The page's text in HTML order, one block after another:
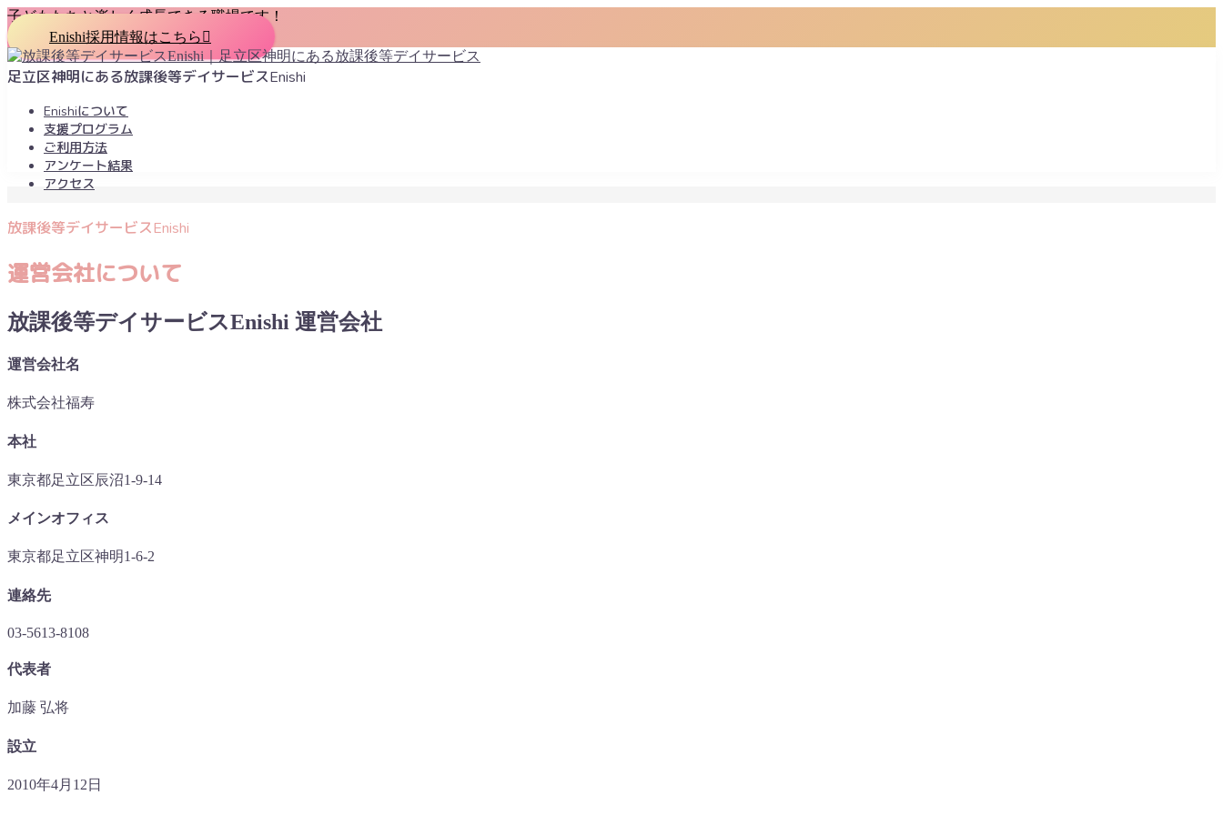
子どもたちと楽しく成長できる職場です！
Enishi採用情報はこちら
足立区神明にある放課後等デイサービスEnishi
Enishiについて
支援プログラム
ご利用方法
アンケート結果
アクセス
MENU
支援プログラム
アンケート結果
アクセス
採用情報
放課後等デイサービスEnishi
運営会社について
放課後等デイサービスEnishi 運営会社
運営会社名
株式会社福寿
本社
東京都足立区辰沼1-9-14
メインオフィス
東京都足立区神明1-6-2
連絡先
03-5613-8108
代表者
加藤 弘将
設立
2010年4月12日